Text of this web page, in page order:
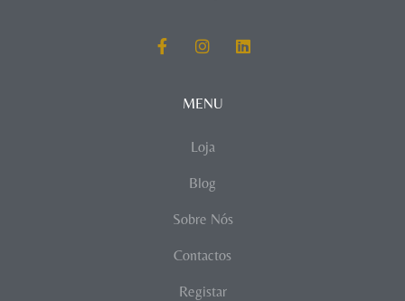
MENU
Loja
Blog
Sobre Nós
Contactos
Registar